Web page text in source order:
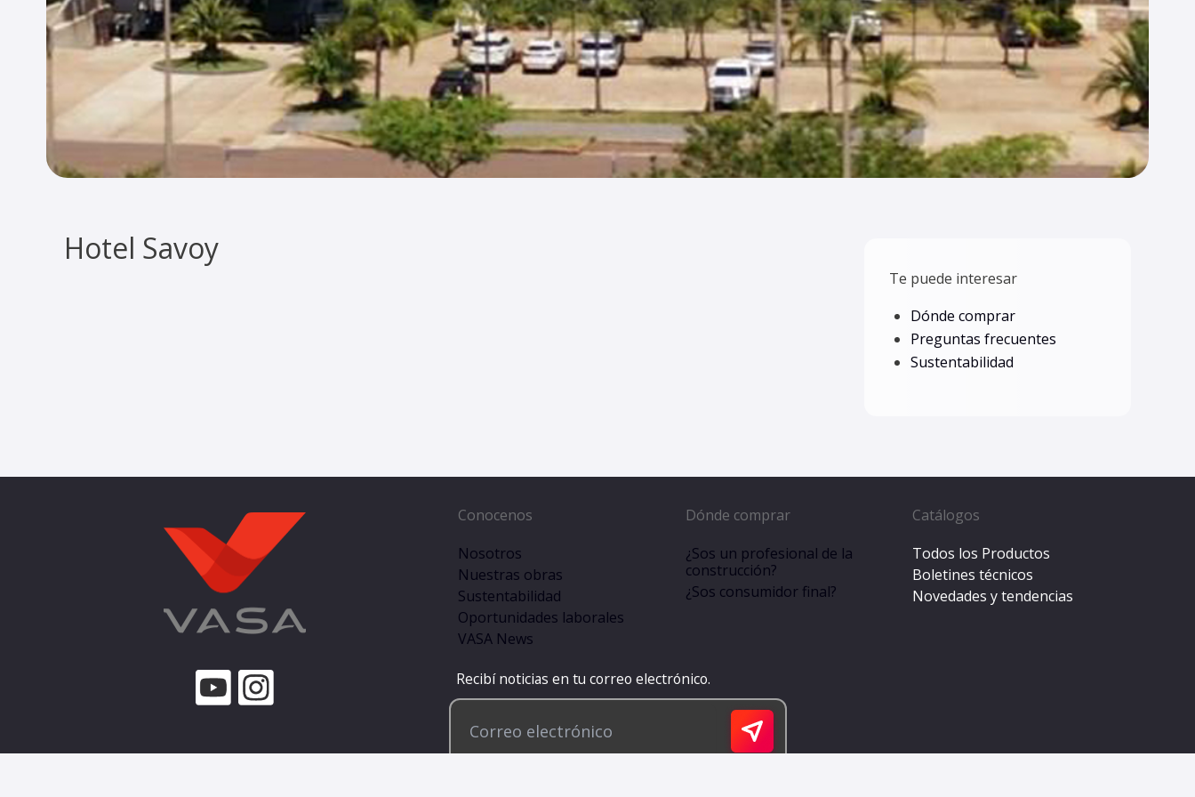
Hotel Savoy
Te puede interesar
Dónde comprar
Preguntas frecuentes
Sustentabilidad
Conocenos
Nosotros
Nuestras obras
Sustentabilidad
Oportunidades laborales
VASA News
Dónde comprar
¿Sos un profesional de la
construcción?
¿Sos consumidor final?
Catálogos
Todos los Productos
Boletines técnicos
Novedades y tendencias
Recibí noticias en tu correo electrónico.